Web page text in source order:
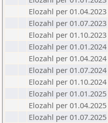
Elozahl per 01.04.2023
Elozahl per 01.07.2023
Elozahl per 01.10.2023
Elozahl per 01.01.2024
Elozahl per 01.04.2024
Elozahl per 01.07.2024
Elozahl per 01.10.2024
Elozahl per 01.01.2025
Elozahl per 01.04.2025
Elozahl per 01.07.2025